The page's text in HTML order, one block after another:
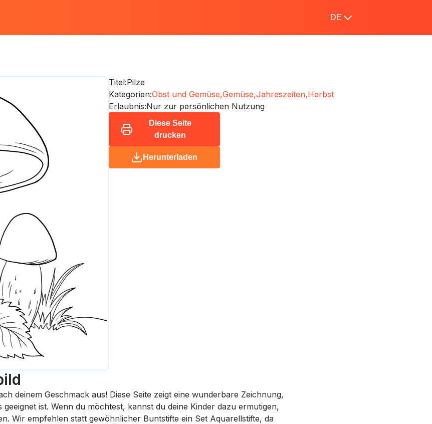
DE
Titel:Pilze
Kategorien:Obst und Gemüse,Gemüse,Jahreszeiten,Herbst
Erlaubnis:Nur zur persönlichen Nutzung
Diese Seite
drucken
Herunterladen
deinem Geschmack aus! Diese Seite zeigt eine wunderbare Zeichnung,
ist. Wenn du möchtest, kannst du deine Kinder dazu ermutigen,
Wir empfehlen statt gewöhnlicher Buntstifte ein Set Aquarellstifte, da